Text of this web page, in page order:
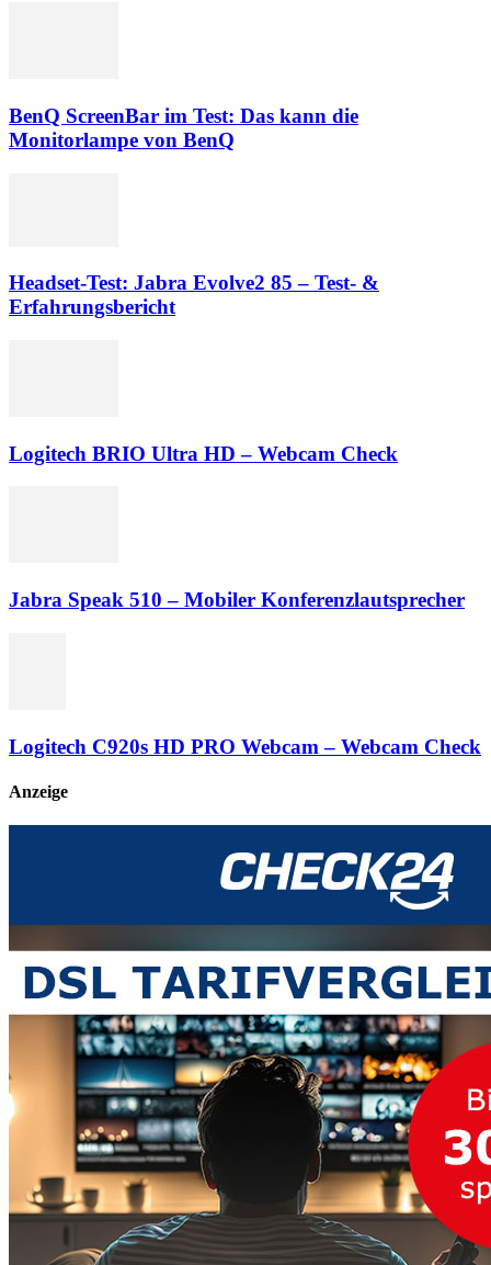
BenQ ScreenBar im Test: Das kann die
Monitorlampe von BenQ
Headset-Test: Jabra Evolve2 85 – Test- &
Erfahrungsbericht
Logitech BRIO Ultra HD – Webcam Check
Jabra Speak 510 – Mobiler Konferenzlautsprecher
Logitech C920s HD PRO Webcam – Webcam Check
Anzeige